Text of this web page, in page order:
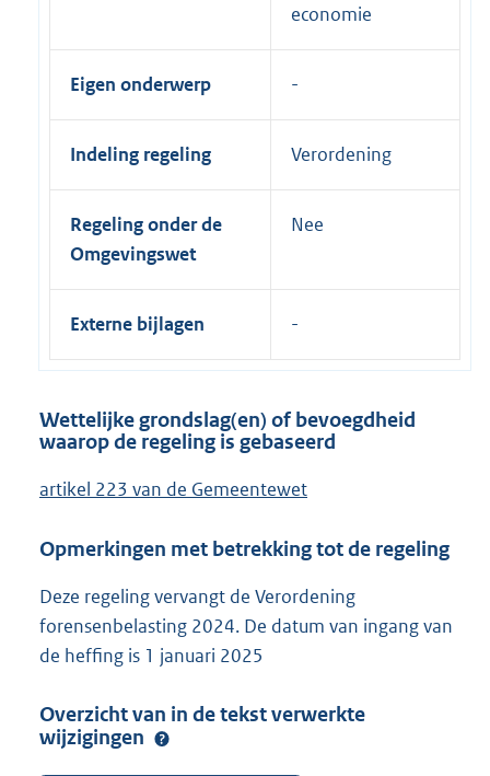
economie
Eigen onderwerp
Indeling regeling Verordening
Regeling onder de
Omgevingswet
Nee
Externe bijlagen
Wettelijke grondslag(en) of bevoegdheid
waarop de regeling is gebaseerd
artikel 223 van de Gemeentewet
Opmerkingen met betrekking tot de regeling
Deze regeling vervangt de Verordening
forensenbelasting 2024. De datum van ingang van
de heffing is 1 januari 2025
Overzicht van in de tekst verwerkte
wijzigingen